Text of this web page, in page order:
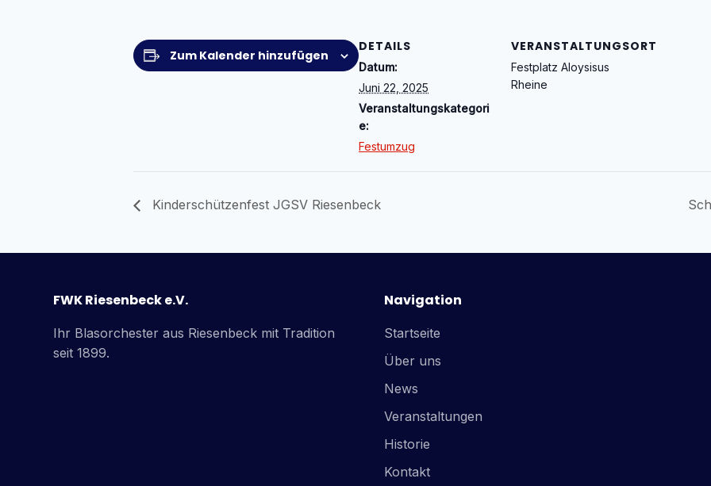
Zum Kalender hinzufügen
DETAILS
Datum:
Juni 22, 2025
Veranstaltungskategori
e:
Festumzug
VERANSTALTUNGSORT
Festplatz Aloysisus
Rheine
Kinderschützenfest JGSV Riesenbeck
FWK Riesenbeck e.V.
Ihr Blasorchester aus Riesenbeck mit Tradition
seit 1899.
Navigation
Startseite
Über uns
News
Veranstaltungen
Historie
Kontakt